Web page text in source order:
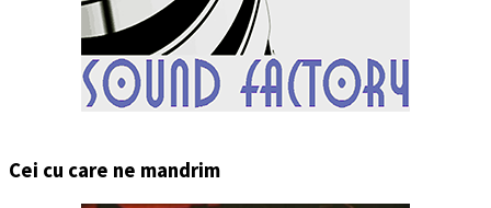
Cei cu care ne mandrim